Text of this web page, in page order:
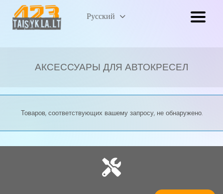
Lietuvių Литовский
Русский
АКСЕССУАРЫ ДЛЯ АВТОКРЕСЕЛ
Товаров, соответствующих вашему запросу, не обнаружено.